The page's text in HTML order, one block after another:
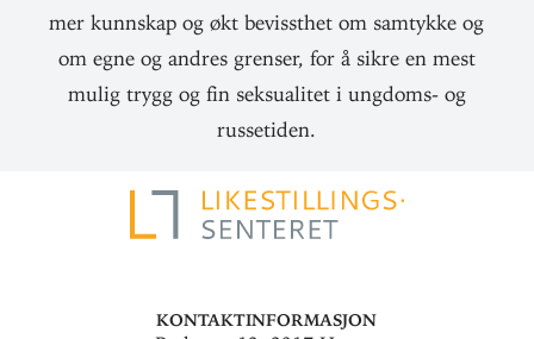
mer kunnskap og økt bevissthet om samtykke og
om egne og andres grenser, for å sikre en mest
mulig trygg og fin seksualitet i ungdoms- og
russetiden.
Kontaktinformasjon